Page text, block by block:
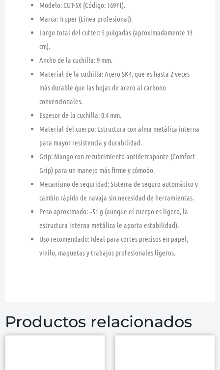
Modelo: CUT-5X (Código: 16971).
Marca:Truper (Línea profesional).
Largo total del cutter: 5 pulgadas (aproximadamente 13
cm).
Ancho de la cuchilla: 9 mm.
Material de la cuchilla:Acero SK4, que es hasta 2 veces
más durable que las hojas de acero al carbono
convencionales.
Espesor de la cuchilla:0.4 mm.
Material del cuerpo: Estructura con alma metálica interna
para mayor resistencia y durabilidad.
Grip: Mango con recubrimiento antiderrapante (Comfort
Grip) para un manejo más firme y cómodo.
Mecanismo de seguridad:Sistema de seguro automático y
cambio rápido de navaja sin necesidad de herramientas.
Peso aproximado:~51 g (aunque el cuerpo es ligero, la
estructura interna metálica le aporta estabilidad).
Uso recomendado: Ideal para cortes precisos en papel,
vinilo, maquetas y trabajos profesionales ligeros.
Productos relacionados